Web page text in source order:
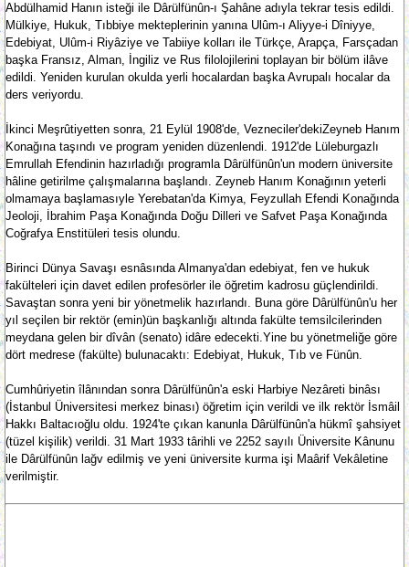
Abdülhamid Hanın isteği ile Dârülfünûn-ı Şahâne adıyla tekrar tesis edildi.
Mülkiye, Hukuk, Tıbbiye mekteplerinin yanına Ulûm-ı Aliyye-i Dîniyye,
Edebiyat, Ulûm-i Riyâziye ve Tabiiye kolları ile Türkçe, Arapça, Farsçadan
başka Fransız, Alman, İngiliz ve Rus filolojilerini toplayan bir bölüm ilâve
edildi. Yeniden kurulan okulda yerli hocalardan başka Avrupalı hocalar da
ders veriyordu.
İkinci Meşrûtiyetten sonra, 21 Eylül 1908'de, Vezneciler'dekiZeyneb Hanım
Konağına taşındı ve program yeniden düzenlendi. 1912'de Lüleburgazlı
Emrullah Efendinin hazırladığı programla Dârülfünûn'un modern üniversite
hâline getirilme çalışmalarına başlandı. Zeyneb Hanım Konağının yeterli
olmamaya başlamasıyle Yerebatan'da Kimya, Feyzullah Efendi Konağında
Jeoloji, İbrahim Paşa Konağında Doğu Dilleri ve Safvet Paşa Konağında
Coğrafya Enstitüleri tesis olundu.
Birinci Dünya Savaşı esnâsında Almanya'dan edebiyat, fen ve hukuk
fakülteleri için davet edilen profesörler ile öğretim kadrosu güçlendirildi.
Savaştan sonra yeni bir yönetmelik hazırlandı. Buna göre Dârülfünûn'u her
yıl seçilen bir rektör (emin)ün başkanlığı altında fakülte temsilcilerinden
meydana gelen bir dîvân (senato) idâre edecekti.Yine bu yönetmeliğe göre
dört medrese (fakülte) bulunacaktı: Edebiyat, Hukuk, Tıb ve Fünûn.
Cumhûriyetin îlânından sonra Dârülfünûn'a eski Harbiye Nezâreti binâsı
(İstanbul Üniversitesi merkez binası) öğretim için verildi ve ilk rektör İsmâil
Hakkı Baltacıoğlu oldu. 1924'te çıkan kanunla Dârülfünûn'a hükmî şahsiyet
(tüzel kişilik) verildi. 31 Mart 1933 târihli ve 2252 sayılı Üniversite Kânunu
ile Dârülfünûn lağv edilmiş ve yeni üniversite kurma işi Maârif Vekâletine
verilmiştir.